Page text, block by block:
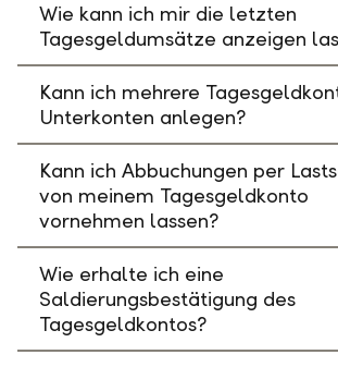
Wie kann ich mir die letzten
Tagesgeldumsätze anzeigen
Kann ich mehrere
Unterkonten anlegen?
Kann ich Abbuchungen per
von meinem Tagesgeldkonto
vornehmen lassen?
Wie erhalte ich eine
Saldierungsbestätigung des
Tagesgeldkontos?